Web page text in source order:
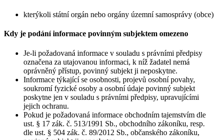
kterýkoli státní orgán nebo orgány územní samosprávy (obce)
Kdy je podání informace povinným subjektem omezeno
Je-li požadovaná informace v souladu s právními předpisy
označena za utajovanou informaci, k níž žadatel nemá
oprávněný přístup, povinný subjekt ji neposkytne.
Informace týkající se osobnosti, projevů osobní povahy,
soukromí fyzické osoby a osobní údaje povinný subjekt
poskytne jen v souladu s právními předpisy, upravujícími
jejich ochranu.
Pokud je požadovaná informace obchodním tajemstvím dle
ust. § 17 zák. č. 513/1991 Sb., obchodního zákoníku, resp.
dle ust. § 504 zák. č. 89/2012 Sb., občanského zákoníku,